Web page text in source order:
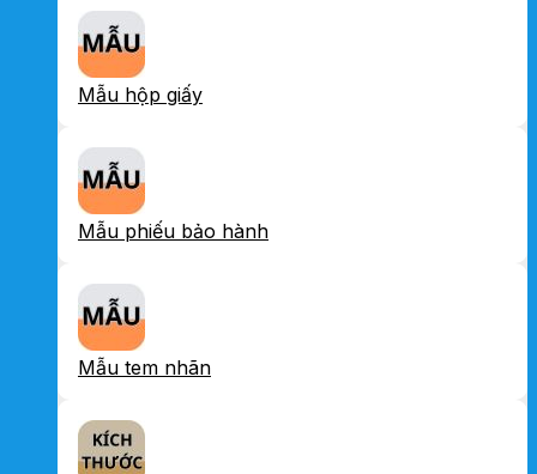
Mẫu hộp giấy
Mẫu phiếu bảo hành
Mẫu tem nhãn